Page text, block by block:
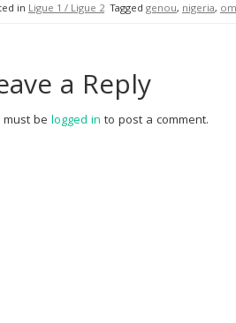
in Ligue 1 / Ligue 2 Tagged genou, nigeria, om
a Reply
must be logged in to post a comment.